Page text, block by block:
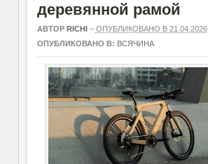
деревянной рамой
АВТОР RICHI – ОПУБЛИКОВАНО В 21.04.2026
ОПУБЛИКОВАНО В: ВСЯЧИНА